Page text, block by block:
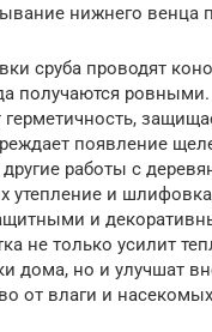
нижнего венца
сруба проводят
получаются
герметичность,
появление
работы с
утепление и
и
не только усилит
дома, но и улучшат
от влаги и